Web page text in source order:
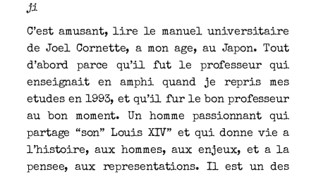
ji
C’est amusant, lire le manuel universitaire
de Joel Cornette, a mon age, au Japon. Tout
d’abord parce qu’il fut le professeur qui
enseignait en amphi quand je repris mes
etudes en 1993, et qu’il fur le bon professeur
au bon moment. Un homme passionnant qui
partage “son” Louis XIV” et qui donne vie a
l’histoire, aux hommes, aux enjeux, et a la
pensee, aux representations. Il est un des